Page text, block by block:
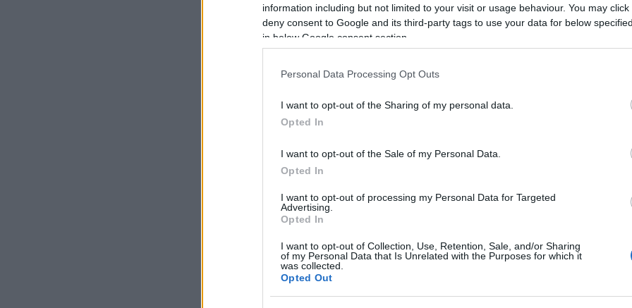
information including but not limited to your visit or usage behaviour. You may
deny consent to Google and its third-party tags to use your data for below
in below Google consent section.
Personal Data Processing Opt Outs
I want to opt-out of the Sharing of my personal data.
Opted In
I want to opt-out of the Sale of my Personal Data.
Opted In
I want to opt-out of processing my Personal Data for Targeted
Advertising.
Opted In
I want to opt-out of Collection, Use, Retention, Sale, and/or Sharing
of my Personal Data that Is Unrelated with the Purposes for which it
was collected.
Opted Out